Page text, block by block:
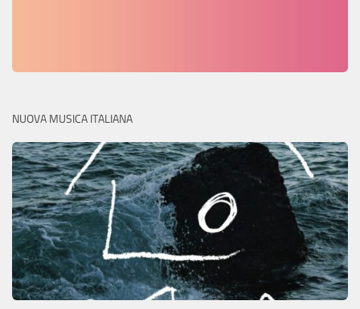
NUOVA MUSICA ITALIANA